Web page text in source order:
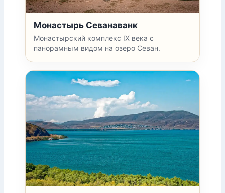
Монастырь Севанаванк
Монастырский комплекс IX века с
панорамным видом на озеро Севан.